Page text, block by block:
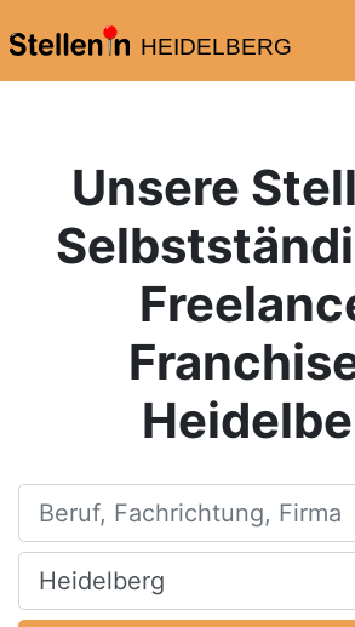
HEIDELBERG
Unsere
Beruf, Fachrichtung, Firma
Ort, Stadt